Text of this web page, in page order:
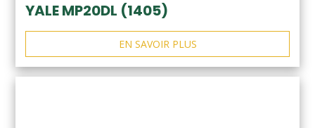
YALE MP20DL (1405)
EN SAVOIR PLUS